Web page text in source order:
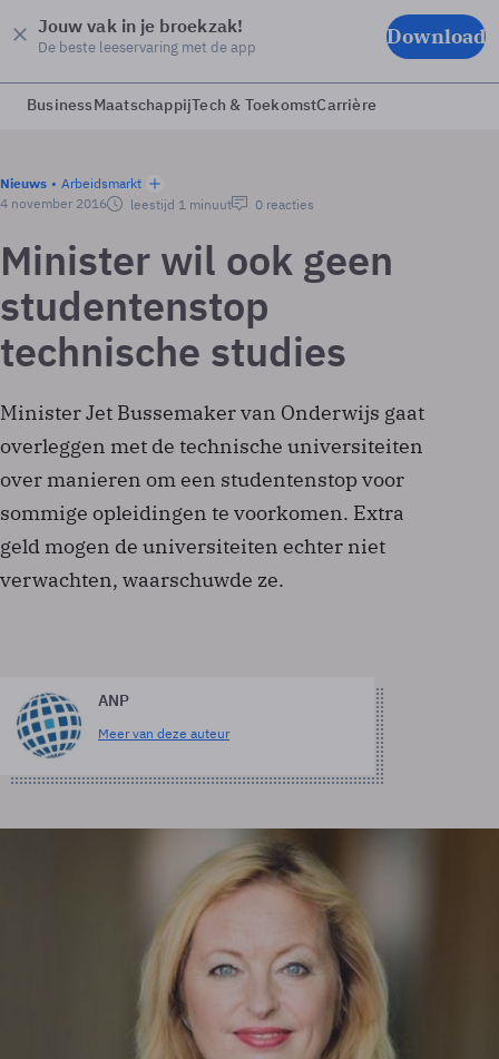
Jouw vak in je broekzak!
De beste leeservaring met de app Download
BusinessMaatschappijTech & ToekomstCarrière
Nieuws
Arbeidsmarkt
4 november 2016
leestijd 1 minuut 0 reacties
Minister wil ook geen
studentenstop
technische studies
Minister Jet Bussemaker van Onderwijs gaat
overleggen met de technische universiteiten
over manieren om een studentenstop voor
sommige opleidingen te voorkomen. Extra
geld mogen de universiteiten echter niet
verwachten, waarschuwde ze.
ANP
Meer van deze auteur